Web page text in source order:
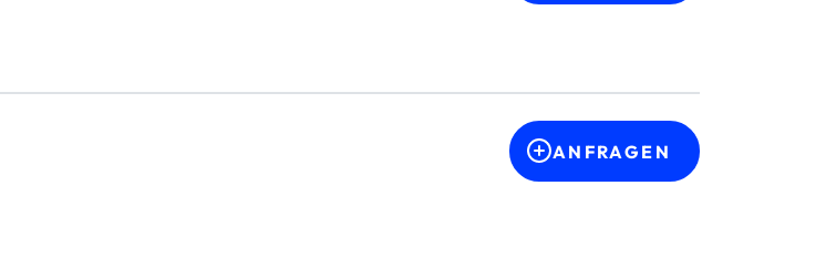
ANFRAGEN